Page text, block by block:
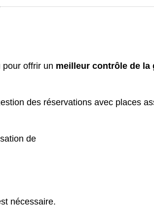
pour offrir un meilleur contrôle de la
des réservations avec places
de
nécessaire.